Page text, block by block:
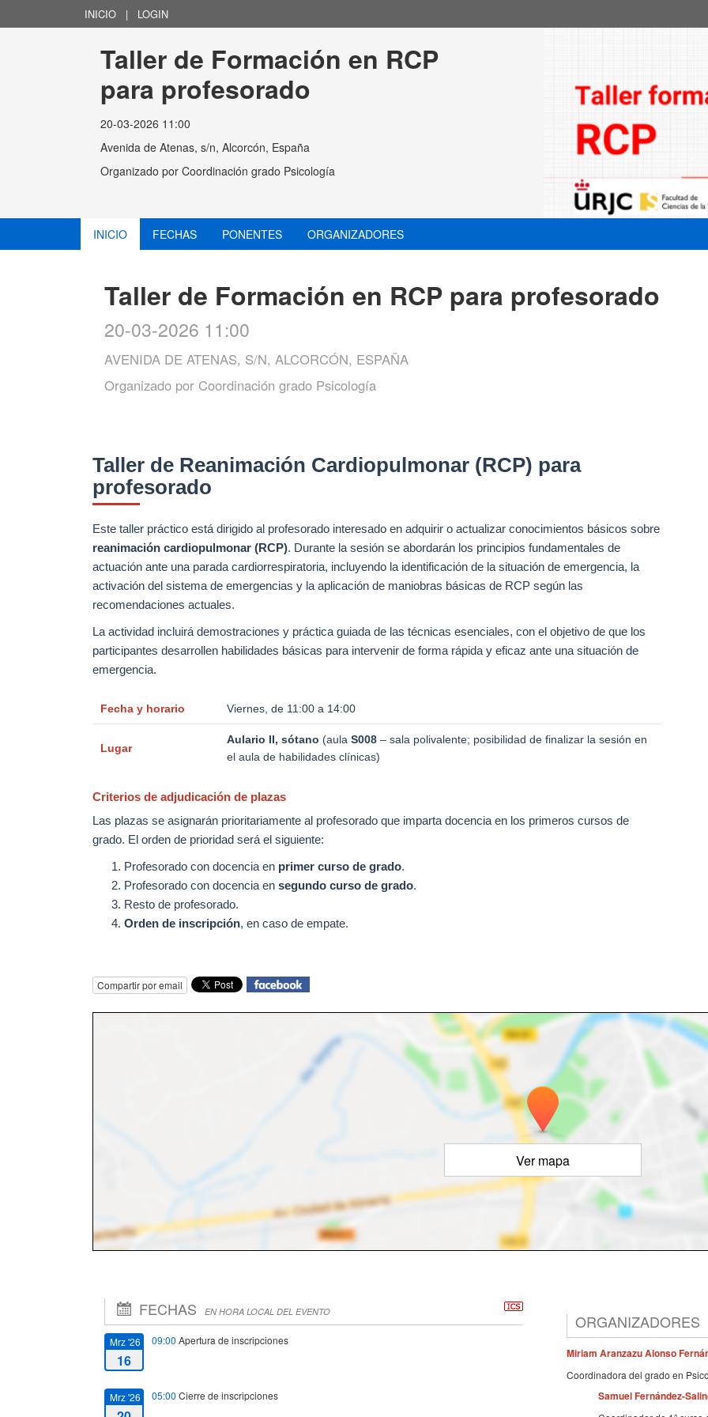
INICIO | LOGIN
Taller de Formación en RCP
para profesorado
20-03-2026 11:00
Avenida de Atenas, s/n, Alcorcón, España
Organizado por Coordinación grado Psicología
INICIO FECHAS PONENTES ORGANIZADORES
Taller de Formación en RCP para profesorado
20-03-2026 11:00
AVENIDA DE ATENAS, S/N, ALCORCÓN, ESPAÑA
Organizado por Coordinación grado Psicología
Taller de Reanimación Cardiopulmonar (RCP) para
profesorado
Este taller práctico está dirigido al profesorado interesado en adquirir o actualizar conocimientos básicos sobre
reanimación cardiopulmonar (RCP). Durante la sesión se abordarán los principios fundamentales de
actuación ante una parada cardiorrespiratoria, incluyendo la identificación de la situación de emergencia, la
activación del sistema de emergencias y la aplicación de maniobras básicas de RCP según las
recomendaciones actuales.
La actividad incluirá demostraciones y práctica guiada de las técnicas esenciales, con el objetivo de que los
participantes desarrollen habilidades básicas para intervenir de forma rápida y eficaz ante una situación de
emergencia.
Fecha y horario Viernes, de 11:00 a 14:00
Lugar
Aulario II, sótano (aula S008 – sala polivalente; posibilidad de finalizar la sesión en
el aula de habilidades clínicas)
Criterios de adjudicación de plazas
Las plazas se asignarán prioritariamente al profesorado que imparta docencia en los primeros cursos de
grado. El orden de prioridad será el siguiente:
Profesorado con docencia en primer curso de grado.
Profesorado con docencia en segundo curso de grado.
Resto de profesorado.
Orden de inscripción, en caso de empate.
Compartir por email
Ver mapa
FECHAS EN HORA LOCAL DEL EVENTO
Mrz '26
16
09:00 Apertura de inscripciones
Mrz '26 05:00 Cierre de inscripciones
ORGANIZADORES
Miriam AranzazuAlonso
Coordinadora del grado en
Samuel Fernández-